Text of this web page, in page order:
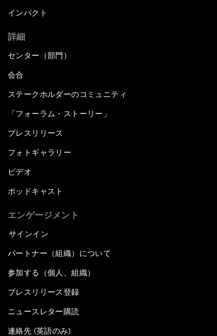
インパクト
詳細
センター（部門）
会合
ステークホルダーのコミュニティ
「フォーラム・ストーリー」
プレスリリース
フォトギャラリー
ビデオ
ポッドキャスト
エンゲージメント
サインイン
パートナー（組織）について
参加する（個人、組織）
プレスリリース登録
ニュースレター購読
連絡先 (英語のみ)